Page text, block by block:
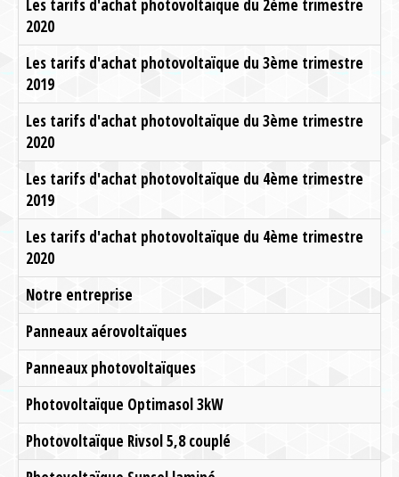
Les tarifs d'achat photovoltaïque du 2ème trimestre
2020
Les tarifs d'achat photovoltaïque du 3ème trimestre
2019
Les tarifs d'achat photovoltaïque du 3ème trimestre
2020
Les tarifs d'achat photovoltaïque du 4ème trimestre
2019
Les tarifs d'achat photovoltaïque du 4ème trimestre
2020
Notre entreprise
Panneaux aérovoltaïques
Panneaux photovoltaïques
Photovoltaïque Optimasol 3kW
Photovoltaïque Rivsol 5,8 couplé